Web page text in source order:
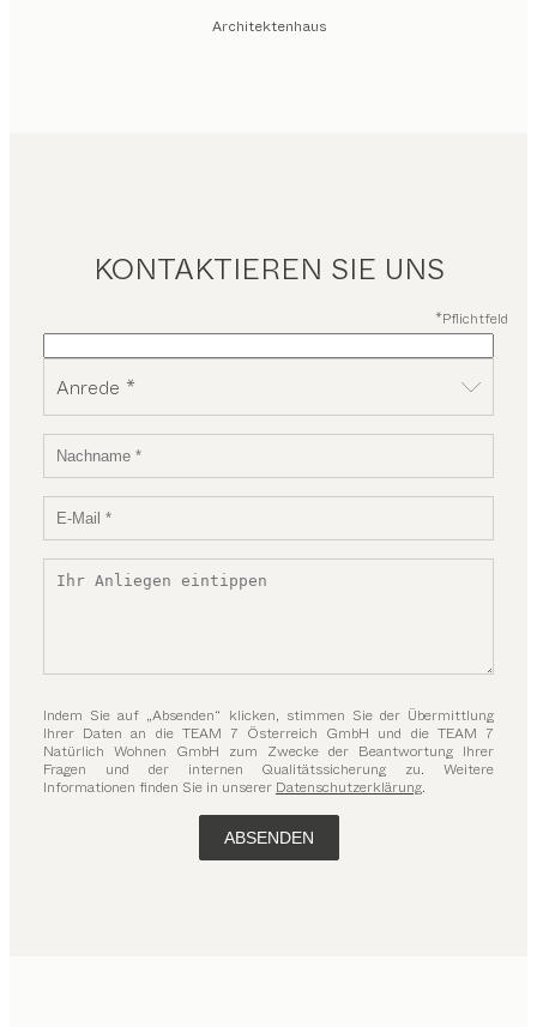
Architektenhaus
KONTAKTIEREN SIE UNS
*Pflichtfeld
Anrede *
Indem Sie auf „Absenden“ klicken, stimmen Sie der Übermittlung
Ihrer Daten an die TEAM 7 Österreich GmbH und die TEAM 7
Natürlich Wohnen GmbH zum Zwecke der Beantwortung Ihrer
Fragen und der internen Qualitätssicherung zu. Weitere
Informationen finden Sie in unserer Datenschutzerklärung.
ABSENDEN